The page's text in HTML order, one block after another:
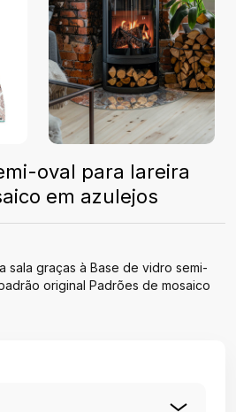
oval para lareira
em azulejos
sala graças à Base de vidro semi-
original Padrões de mosaico